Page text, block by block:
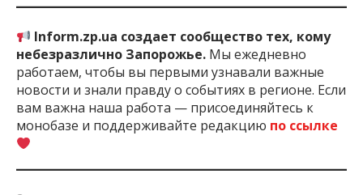
Inform.zp.ua создает сообщество тех, кому
небезразлично Запорожье. Мы ежедневно
работаем, чтобы вы первыми узнавали важные
новости и знали правду о событиях в регионе. Если
вам важна наша работа — присоединяйтесь к
монобазе и поддерживайте редакцию по ссылке